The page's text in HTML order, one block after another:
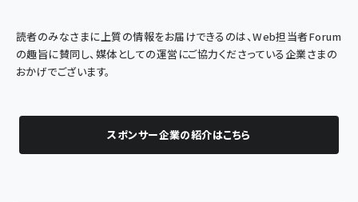
読者のみなさまに上質の情報をお届けできるのは、Web担当者Forum
の趣旨に賛同し、媒体としての運営にご協力くださっている企業さまの
おかげでございます。
スポンサー企業の紹介はこちら